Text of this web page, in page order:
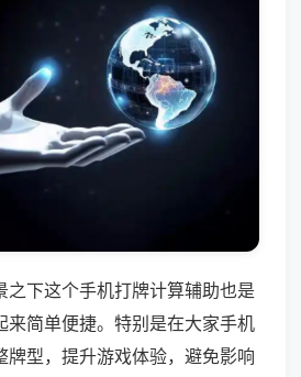
之下这个手机打牌计算辅助也是
来简单便捷。特别是在大家手机
牌型，提升游戏体验，避免影响